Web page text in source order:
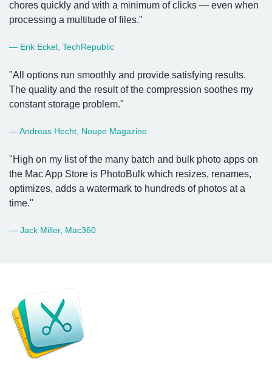
chores quickly and with a minimum of clicks — even when
processing a multitude of files."
— Erik Eckel, TechRepublic
"All options run smoothly and provide satisfying results.
The quality and the result of the compression soothes my
constant storage problem."
— Andreas Hecht, Noupe Magazine
"High on my list of the many batch and bulk photo apps on
the Mac App Store is PhotoBulk which resizes, renames,
optimizes, adds a watermark to hundreds of photos at a
time."
— Jack Miller, Mac360